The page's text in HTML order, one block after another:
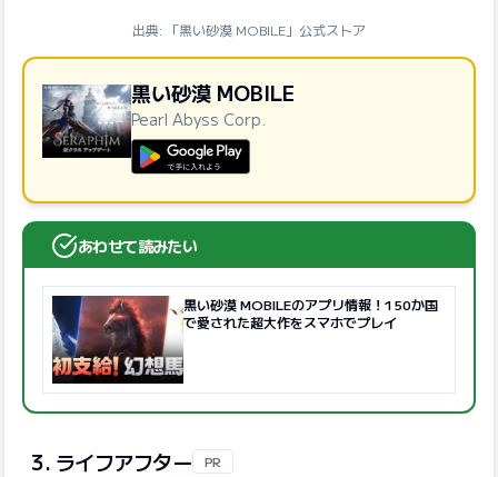
出典: 「黒い砂漠 MOBILE」公式ストア
黒い砂漠 MOBILE
Pearl Abyss Corp.
あわせて読みたい
黒い砂漠 MOBILEのアプリ情報！150か国
で愛された超大作をスマホでプレイ
3. ライフアフター PR